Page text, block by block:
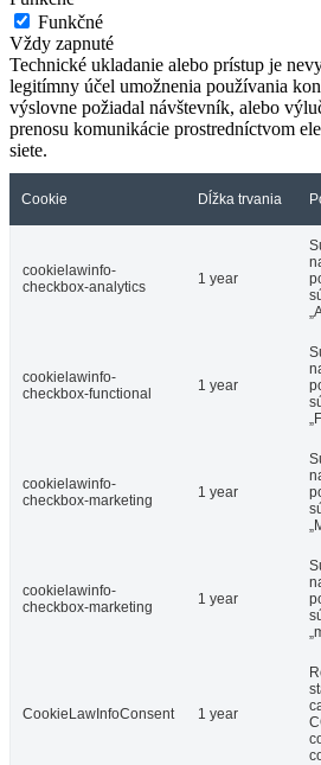
Funkčné
Vždy zapnuté
Technické ukladanie alebo prístup je
legitímny účel umožnenia používania
výslovne požiadal návštevník, alebo
prenosu komunikácie prostredníctvom
siete.
Cookie Dĺžka trvania
cookielawinfo-
checkbox-analytics
1 year
cookielawinfo-
checkbox-functional
1 year
cookielawinfo-
checkbox-marketing
1 year
cookielawinfo-
checkbox-marketing
1 year
CookieLawInfoConsent 1 year